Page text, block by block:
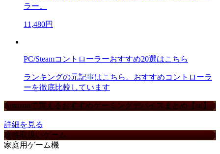
ラー。
11,480円
PC/Steamコントローラーおすすめ20選はこちら
ランキングの元記事はこちら。おすすめコントローラ
ーを徹底比較しています
Amazonで買えるおすすめゲーミングデバイスまとめ【ad】
詳細を見る
攻略取扱いゲーム
家庭用ゲーム機